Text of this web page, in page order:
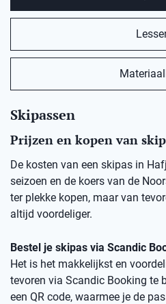
Skipassen
Prijzen en kopen van
De kosten van een skipas in
seizoen en de koers van de
ter plekke kopen, maar van
altijd voordeliger.
Bestel je skipas via Scandic
Het is het makkelijkst en
tevoren via Scandic Booking te
een QR code, waarmee je de